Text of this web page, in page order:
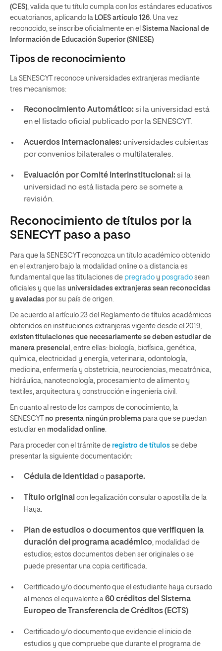
(CES) , valida que tu título cumpla con los estándares educativos
ecuatorianos, aplicando la LOES artículo 126 . Una vez
reconocido, se inscribe oficialmente en el Sistema Nacional de
Información de Educación Superior (SNIESE)
Tipos de reconocimiento
La SENESCYT reconoce universidades extranjeras mediante
tres mecanismos:
Reconocimiento Automático: si la universidad está
en el listado oficial publicado por la SENESCYT.
Acuerdos internacionales: universidades cubiertas
por convenios bilaterales o multilaterales.
Evaluación por Comité Interinstitucional: si la
universidad no está listada pero se somete a
revisión.
Reconocimiento de títulos por la
SENECYT paso a paso
Para que la SENESCYT reconozca un título académico obtenido
en el extranjero bajo la modalidad online o a distancia es
fundamental que las titulaciones de pregrado y posgrado sean
oficiales y que las universidades extranjeras sean reconocidas
y avaladas por su país de origen.
De acuerdo al artículo 23 del Reglamento de títulos académicos
obtenidos en instituciones extranjeras vigente desde el 2019,
existen titulaciones que necesariamente se deben estudiar de
manera presencial
, entre ellas: biología, biofísica, genética,
química, electricidad y energía, veterinaria, odontología,
medicina, enfermería y obstetricia, neurociencias, mecatrónica,
hidráulica, nanotecnología, procesamiento de alimento y
textiles, arquitectura y construcción e ingeniería civil.
En cuanto al resto de los campos de conocimiento, la
SENESCYT no presenta ningún problema para que se puedan
estudiar en modalidad online
Para proceder con el trámite de registro de títulos se debe
presentar la siguiente documentación:
Cédula de identidad opasaporte.
Título original con legalización consular o apostilla de la
Haya.
Plan de estudios o documentos que verifiquen la
duración del programa académico, modalidad de
estudios; estos documentos deben ser originales o se
puede presentar una copia certificada.
Certificado y/o documento que el estudiante haya cursado
al menos el equivalente a 60 créditos del Sistema
Europeo de Transferencia de Créditos (ECTS).
Certificado y/o documento que evidencie el inicio de
estudios y que compruebe que durante el programa de